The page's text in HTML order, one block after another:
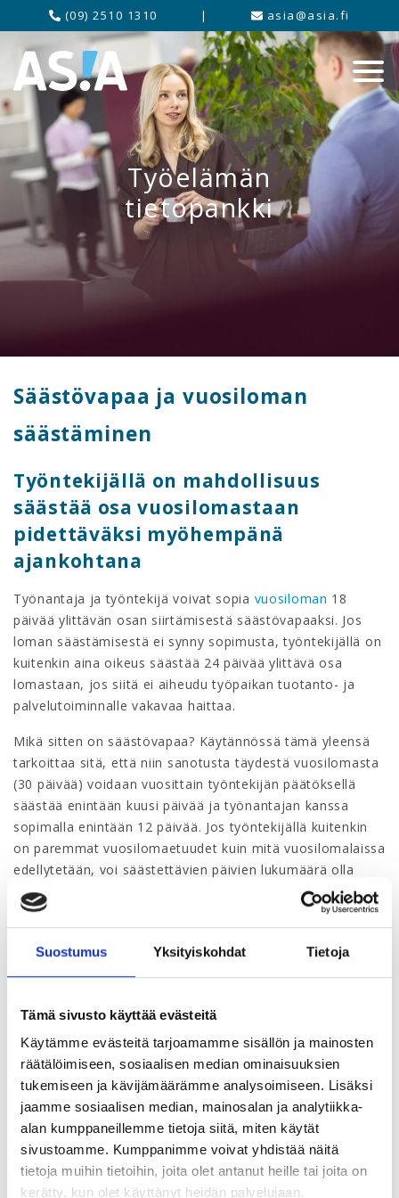
Suostumus Yksityiskohdat Tietoja
Tämä sivusto käyttää evästeitä
Käytämme evästeitä tarjoamamme sisällön ja mainosten
räätälöimiseen, sosiaalisen median ominaisuuksien
tukemiseen ja kävijämäärämme analysoimiseen. Lisäksi
jaamme sosiaalisen median, mainosalan ja analytiikka-
alan kumppaneillemme tietoja siitä, miten käytät
sivustoamme. Kumppanimme voivat yhdistää näitä
tietoja muihin tietoihin, joita olet antanut heille tai joita on
kerätty, kun olet käyttänyt heidän palvelujaan.
(09) 2510 1310 | asia@asia.fi
Työelämän
tietopankki
Säästövapaa ja vuosiloman
säästäminen
Työntekijällä on mahdollisuus
säästää osa vuosilomastaan
pidettäväksi myöhempänä
ajankohtana
Työnantaja ja työntekijä voivat sopia vuosiloman 18
päivää ylittävän osan siirtämisestä säästövapaaksi. Jos
loman säästämisestä ei synny sopimusta, työntekijällä on
kuitenkin aina oikeus säästää 24 päivää ylittävä osa
lomastaan, jos siitä ei aiheudu työpaikan tuotanto- ja
palvelutoiminnalle vakavaa haittaa.
Mikä sitten on säästövapaa? Käytännössä tämä yleensä
tarkoittaa sitä, että niin sanotusta täydestä vuosilomasta
(30 päivää) voidaan vuosittain työntekijän päätöksellä
säästää enintään kuusi päivää ja työnantajan kanssa
sopimalla enintään 12 päivää. Jos työntekijällä kuitenkin
on paremmat vuosilomaetuudet kuin mitä vuosilomalaissa
edellytetään, voi säästettävien päivien lukumäärä olla
suurempi. Säästettyjen vuosilomapäivien yhteismäärää ei
ole rajoitettu, joten lomaa voi säästää vaikka joka vuosi.
Vuosilomapäivien lisäksi työnantaja ja työntekijä voivat
myös sopia lisä- ja ylityön korvauksena annettavan vapaa-
ajan yhdistämisestä säästövapaaseen.
Säästövapaan pitäminen
Vuosiloman säästämisestä ja säästettävien lomapäivien
lukumäärästä työnantajan ja työntekijän on neuvoteltava
viimeistään silloin, kun he keskustelevat loman pitämisen
ajankohdasta. Työnantaja ei voi kieltää loman
säästämistä työntekijän päätettävissä olevan kuuden
päivän osalta, ellei vuosiloman säästämiselle ole painavaa
estettä. Tällainen este voi olla kysymyksessä vain, jos